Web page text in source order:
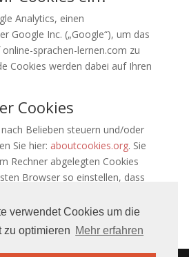
verwendet Cookies um die
zu optimieren Mehr erfahren
Analytics, einen
Google Inc. („Google“), um das
sprachen-lernen.com zu
Cookies werden dabei auf Ihren
Cookies
Belieben steuern und/oder
Sie hier: aboutcookies.org. Sie
Rechner abgelegten Cookies
Browser so einstellen, dass
verhindert wird. Dann müssen
einige Einstellungen bei jedem
vornehmen und die
Funktionen in Kauf nehmen.